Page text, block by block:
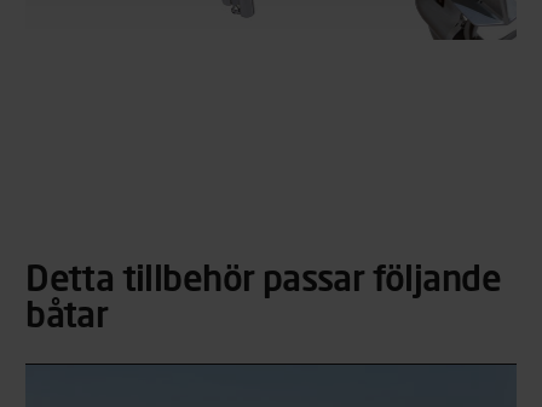
Detta tillbehör passar följande
båtar